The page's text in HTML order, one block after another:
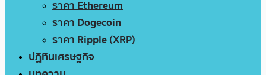
ราคา Ethereum
ราคา Dogecoin
ราคา Ripple (XRP)
ปฏิทินเศรษฐกิจ